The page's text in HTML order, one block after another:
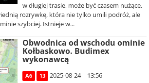
w długiej trasie, może być czasem nużące.
rozrywkę, która nie tylko umili podróż, ale
szybciej. Istnieje w...
Obwodnica od wschodu ominie
Kołbaskowo. Budimex
wykonawcą
A6 13
2025-08-24 | 13:56